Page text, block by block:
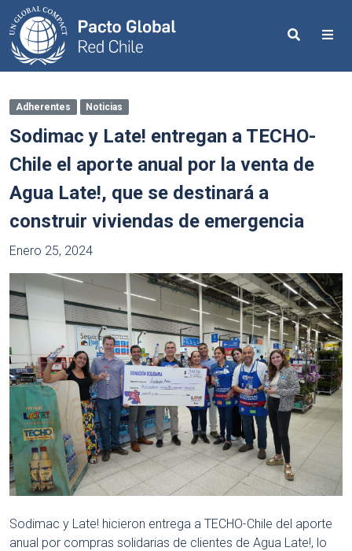
Search
Adherentes Noticias
Sodimac y Late! entregan a TECHO-
Chile el aporte anual por la venta de
Agua Late!, que se destinará a
construir viviendas de emergencia
Enero 25, 2024
Sodimac y Late! hicieron entrega a TECHO-Chile del aporte
anual por compras solidarias de clientes de Agua Late!, lo